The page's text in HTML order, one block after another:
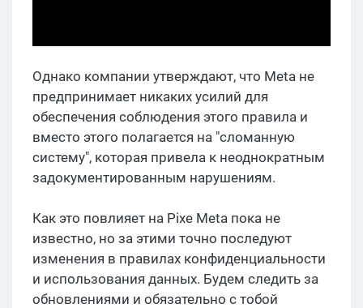
Однако компании утверждают, что Meta не
предпринимает никаких усилий для
обеспечения соблюдения этого правила и
вместо этого полагается на "сломанную
систему", которая привела к неоднократным
задокументированным нарушениям.
Как это повлияет на Pixe Meta пока не
известно, но за этими точно последуют
изменения в правилах конфиденциальности
и использования данных. Будем следить за
обновлениями и обязательно с тобой